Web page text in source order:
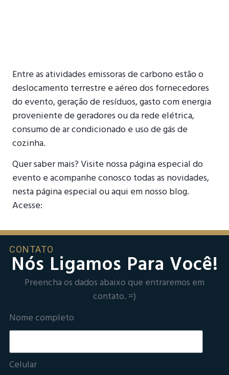
Entre as atividades emissoras de carbono estão o
deslocamento terrestre e aéreo dos fornecedores
do evento, geração de resíduos, gasto com energia
proveniente de geradores ou da rede elétrica,
consumo de ar condicionado e uso de gás de
cozinha.
Quer saber mais? Visite nossa página especial do
evento e acompanhe conosco todas as novidades,
nesta página especial ou aqui em nosso blog.
Acesse:
CONTATO
Nós Ligamos Para Você!
Preencha os dados abaixo que entraremos em
contato. =)
Nome completo
Celular